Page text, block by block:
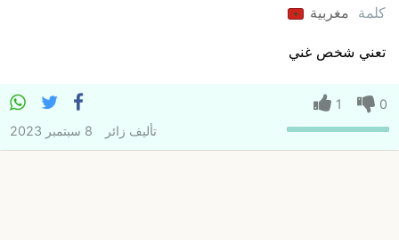
كلمة مغربية
تعني شخص غني
0
1
تأليف زائر 8 سبتمبر 2023